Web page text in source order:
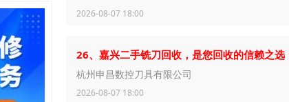
2026-08-07 18:00
26、嘉兴二手铣刀回收，是您回收的信赖之选
杭州申昌数控刀具有限公司
2026-08-07 18:00